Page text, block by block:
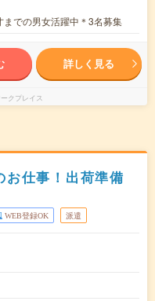
での男女活躍中＊3名募集
詳しく見る
クプレイス
お仕事！出荷準備
WEB登録OK 派遣